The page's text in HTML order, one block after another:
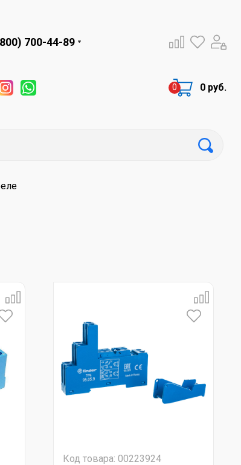
700-44-89
0 руб.
Код товара: 00223924